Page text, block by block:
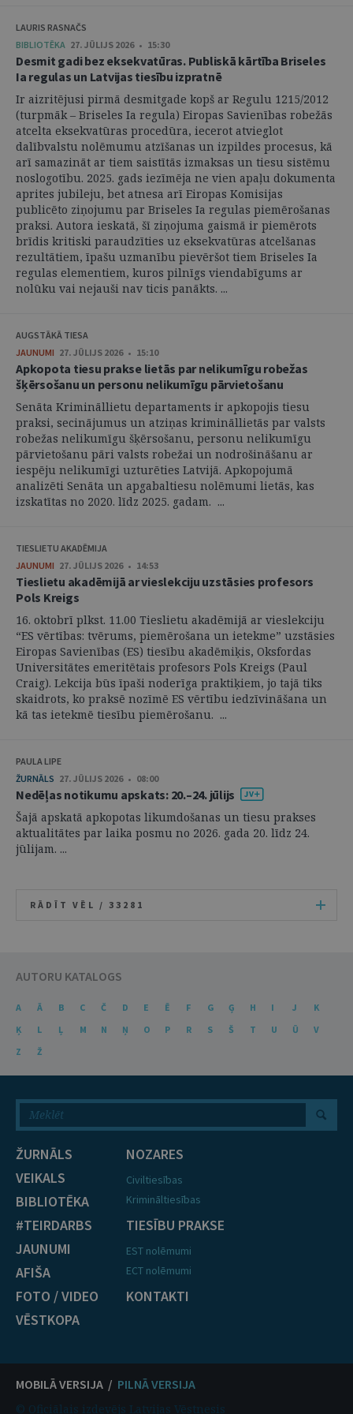
LAURIS RASNAČS
BIBLIOTĒKA 27. JŪLIJS 2026 • 15:30
Desmit gadi bez eksekvatūras. Publiskā kārtība Briseles
Ia regulas un Latvijas tiesību izpratnē
Ir aizritējusi pirmā desmitgade kopš ar Regulu 1215/2012
(turpmāk – Briseles Ia regula) Eiropas Savienības robežās
atcelta eksekvatūras procedūra, iecerot atvieglot
dalībvalstu nolēmumu atzīšanas un izpildes procesus, kā
arī samazināt ar tiem saistītās izmaksas un tiesu sistēmu
noslogotību. 2025. gads iezīmēja ne vien apaļu dokumenta
aprites jubileju, bet atnesa arī Eiropas Komisijas
publicēto ziņojumu par Briseles Ia regulas piemērošanas
praksi. Autora ieskatā, šī ziņojuma gaismā ir piemērots
brīdis kritiski paraudzīties uz eksekvatūras atcelšanas
rezultātiem, īpašu uzmanību pievēršot tiem Briseles Ia
regulas elementiem, kuros pilnīgs viendabīgums ar
nolūku vai nejauši nav ticis panākts. ...
AUGSTĀKĀ TIESA
JAUNUMI 27. JŪLIJS 2026 • 15:10
Apkopota tiesu prakse lietās par nelikumīgu robežas
šķērsošanu un personu nelikumīgu pārvietošanu
Senāta Krimināllietu departaments ir apkopojis tiesu
praksi, secinājumus un atziņas krimināllietās par valsts
robežas nelikumīgu šķērsošanu, personu nelikumīgu
pārvietošanu pāri valsts robežai un nodrošināšanu ar
iespēju nelikumīgi uzturēties Latvijā. Apkopojumā
analizēti Senāta un apgabaltiesu nolēmumi lietās, kas
izskatītas no 2020. līdz 2025. gadam. ...
TIESLIETU AKADĒMIJA
JAUNUMI 27. JŪLIJS 2026 • 14:53
Tieslietu akadēmijā ar vieslekciju uzstāsies profesors
Pols Kreigs
16. oktobrī plkst. 11.00 Tieslietu akadēmijā ar vieslekciju
“ES vērtības: tvērums, piemērošana un ietekme” uzstāsies
Eiropas Savienības (ES) tiesību akadēmiķis, Oksfordas
Universitātes emeritētais profesors Pols Kreigs (Paul
Craig). Lekcija būs īpaši noderīga praktiķiem, jo tajā tiks
skaidrots, ko praksē nozīmē ES vērtību iedzīvināšana un
kā tas ietekmē tiesību piemērošanu. ...
PAULA LIPE
ŽURNĀLS 27. JŪLIJS 2026 • 08:00
Nedēļas notikumu apskats: 20.–24. jūlijs
Šajā apskatā apkopotas likumdošanas un tiesu prakses
aktualitātes par laika posmu no 2026. gada 20. līdz 24.
jūlijam. ...
RĀDĪT VĒL / 33281
AUTORU KATALOGS
A Ā B C Č D E Ē F G Ģ H I J
K
Ķ
L Ļ M N Ņ O P R S Š T U Ū
V
Z
Ž
ŽURNĀLS
VEIKALS
BIBLIOTĒKA
#TEIRDARBS
JAUNUMI
AFIŠA
FOTO / VIDEO
VĒSTKOPA
NOZARES
Civiltiesības
Krimināltiesības
TIESĪBU PRAKSE
EST nolēmumi
ECT nolēmumi
KONTAKTI
MOBILĀ VERSIJA / PILNĀ VERSIJA
© Oficiālais izdevējs Latvijas Vēstnesis